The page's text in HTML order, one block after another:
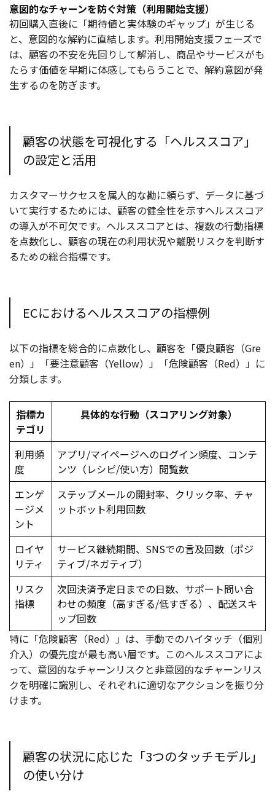
意図的なチャーンを防ぐ対策（利用開始支援）
初回購入直後に「期待値と実体験のギャップ」が生じる
と、意図的な解約に直結します。利用開始支援フェーズで
は、顧客の不安を先回りして解消し、商品やサービスがも
たらす価値を早期に体感してもらうことで、解約意図が発
生するのを防ぎます。
顧客の状態を可視化する「ヘルススコア」
の設定と活用
カスタマーサクセスを属人的な勘に頼らず、データに基づ
いて実行するためには、顧客の健全性を示すヘルススコア
の導入が不可欠です。ヘルススコアとは、複数の行動指標
を点数化し、顧客の現在の利用状況や離脱リスクを判断す
るための総合指標です。
ECにおけるヘルススコアの指標例
以下の指標を総合的に点数化し、顧客を「優良顧客（Gre
en）」「要注意顧客（Yellow）」「危険顧客（Red）」に
分類します。
指標カ
テゴリ
具体的な行動（スコアリング対象）
利用頻
度
アプリ/マイページへのログイン頻度、コンテ
ンツ（レシピ/使い方）閲覧数
エンゲ
ージメ
ント
ステップメールの開封率、クリック率、チャ
ットボット利用回数
ロイヤ
リティ
サービス継続期間、SNSでの言及回数（ポジ
ティブ/ネガティブ）
リスク
指標
次回決済予定日までの日数、サポート問い合
わせの頻度（高すぎる/低すぎる）、配送スキ
ップ回数
特に「危険顧客（Red）」は、手動でのハイタッチ（個別
介入）の優先度が最も高い層です。このヘルススコアによ
って、意図的なチャーンリスクと非意図的なチャーンリス
クを明確に識別し、それぞれに適切なアクションを振り分
けます。
顧客の状況に応じた「3つのタッチモデル」
の使い分け